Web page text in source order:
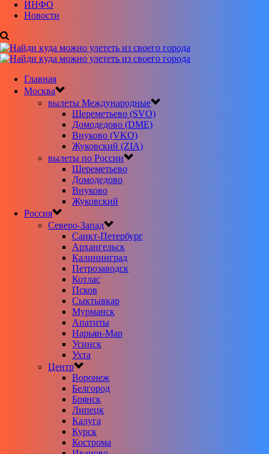
ИНФО
Новости
Главная
Москва
вылеты Международные
Шереметьево (SVO)
Домодедово (DME)
Внуково (VKO)
Жуковский (ZIA)
вылеты по России
Шереметьево
Домодедово
Внуково
Жуковский
Россия
Северо-Запад
Санкт-Петербург
Архангельск
Калининград
Петрозаводск
Котлас
Псков
Сыктывкар
Мурманск
Апатиты
Нарьян-Мар
Усинск
Ухта
Центр
Воронеж
Белгород
Брянск
Липецк
Калуга
Курск
Кострома